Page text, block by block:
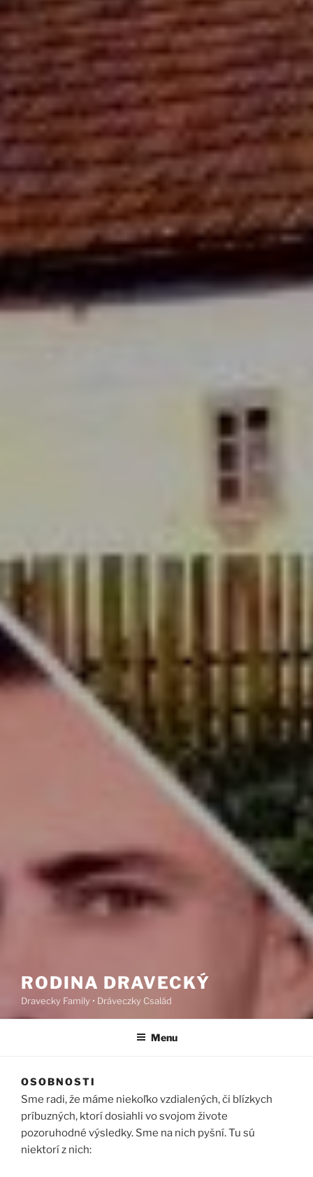
RODINA DRAVECKÝ
Dravecky Family • Dráveczky Család
Menu
OSOBNOSTI
Sme radi, že máme niekoľko vzdialených, či blízkych
príbuzných, ktorí dosiahli vo svojom živote
pozoruhodné výsledky. Sme na nich pyšní. Tu sú
niektorí z nich: